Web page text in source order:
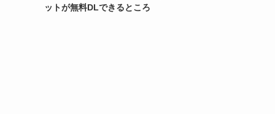
ットが無料DLできるところ